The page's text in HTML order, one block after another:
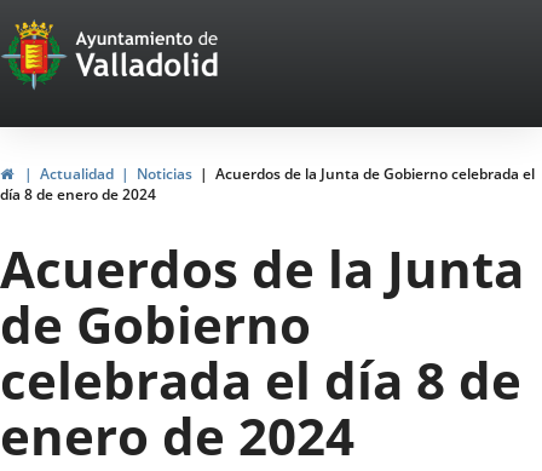
Portal
Web
del
Ayuntamiento
de
Valladolid
InicioActualidad Noticias
Acuerdos de la Junta de Gobierno celebrada el
día 8 de enero de 2024
Acuerdos de la Junta
de Gobierno
celebrada el día 8 de
enero de 2024